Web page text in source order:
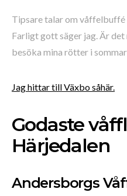
Tipsare talar om våffelbuffé
Farligt gott säger jag. Är
besöka mina rötter i
Jag hittar till Växbo såhär.
Godaste
Härjedalen
Andersborgs